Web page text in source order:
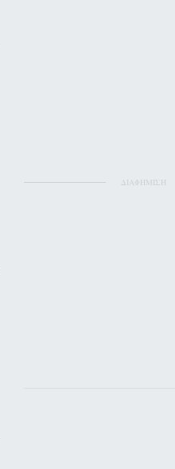
ΔΙΑΦΗΜΙΣΗ